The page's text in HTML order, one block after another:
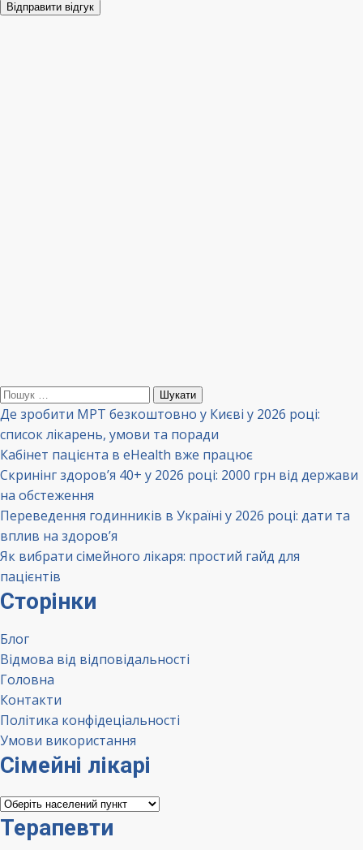
Відправити відгук
Пошук:
Де зробити МРТ безкоштовно у Києві у 2026 році:
список лікарень, умови та поради
Кабінет пацієнта в eHealth вже працює
Скринінг здоров’я 40+ у 2026 році: 2000 грн від держави
на обстеження
Переведення годинників в Україні у 2026 році: дати та
вплив на здоров’я
Як вибрати сімейного лікаря: простий гайд для
пацієнтів
Сторінки
Блог
Відмова від відповідальності
Головна
Контакти
Політика конфідеціальності
Умови використання
Сімейні лікарі
Сімейні
лікарі
Терапевти